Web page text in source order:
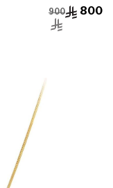
800
900